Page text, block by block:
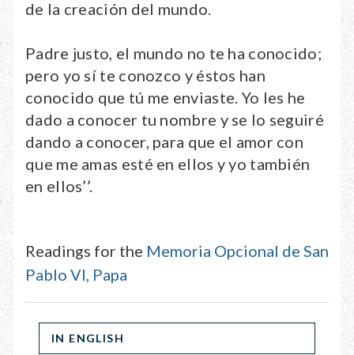
de la creación del mundo.
Padre justo, el mundo no te ha conocido;
pero yo sí te conozco y éstos han
conocido que tú me enviaste. Yo les he
dado a conocer tu nombre y se lo seguiré
dando a conocer, para que el amor con
que me amas esté en ellos y yo también
en ellos’’.
Readings for the Memoria Opcional de San
Pablo VI, Papa
IN ENGLISH